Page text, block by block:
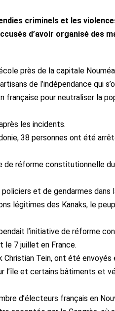
criminels et les
d’avoir organisé des
près de la capitale
de l’indépendance qui
française pour neutraliser la
les incidents.
38 personnes ont été
de réforme constitutionnelle
et de gendarmes dans
légitimes des Kanaks, le
l’initiative de réforme
le 7 juillet en France.
Tein, ont été envoyés
l’île et certains bâtiments et
d’électeurs français en